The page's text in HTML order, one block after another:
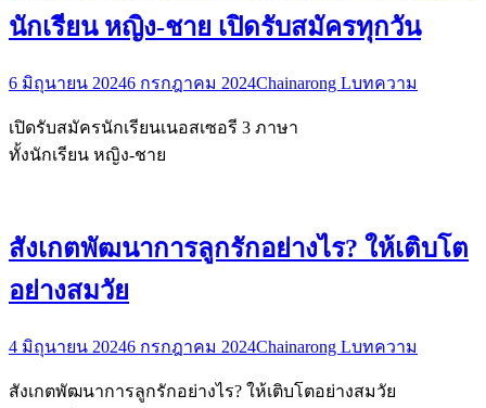
นักเรียน หญิง-ชาย เปิดรับสมัครทุกวัน
6 มิถุนายน 20246 กรกฎาคม 2024Chainarong Lบทความ
เปิดรับสมัครนักเรียนเนอสเซอรี 3 ภาษา
ทั้งนักเรียน หญิง-ชาย
สังเกตพัฒนาการลูกรักอย่างไร? ให้เติบโต
อย่างสมวัย
4 มิถุนายน 20246 กรกฎาคม 2024Chainarong Lบทความ
สังเกตพัฒนาการลูกรักอย่างไร? ให้เติบโตอย่างสมวัย